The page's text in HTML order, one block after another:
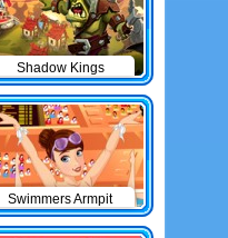
Shadow Kings
Swimmers Armpit